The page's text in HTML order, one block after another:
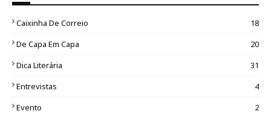
Caixinha De Correio
18
De Capa Em Capa
20
Dica Literária
31
Entrevistas
4
Evento
2